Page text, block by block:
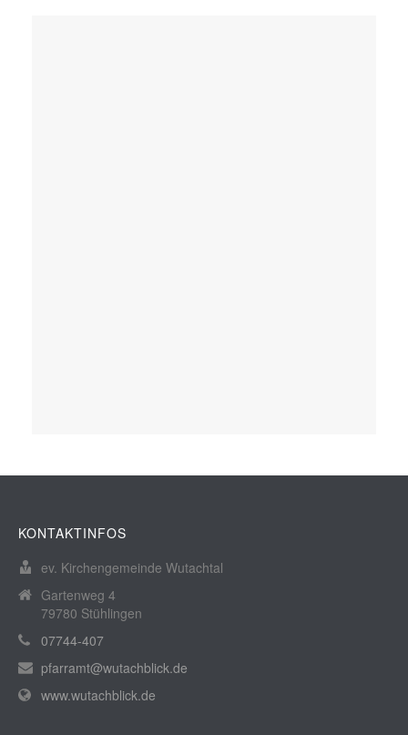
KONTAKTINFOS
ev. Kirchengemeinde Wutachtal
Gartenweg 4
79780 Stühlingen
07744-407
pfarramt@wutachblick.de
www.wutachblick.de